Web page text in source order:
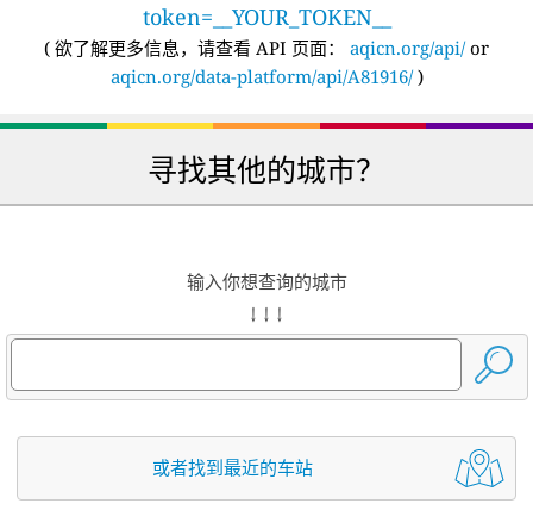
token=__YOUR_TOKEN__
( 欲了解更多信息，请查看 API 页面： aqicn.org/api/or
aqicn.org/data-platform/api/A81916/)
寻找其他的城市？
输入你想查询的城市
↓ ↓ ↓
或者找到最近的车站